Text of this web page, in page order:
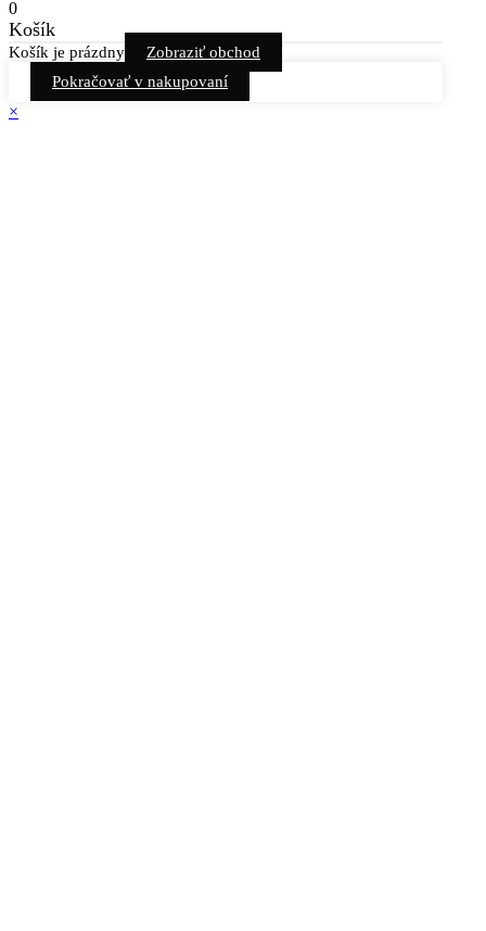
0
Košík
Košík je prázdny
Zobraziť obchod
Pokračovať v nakupovaní
×